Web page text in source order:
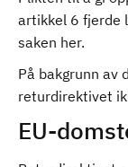
artikkel 6 fjerde
saken her.
På bakgrunn av
returdirektivet
EU-